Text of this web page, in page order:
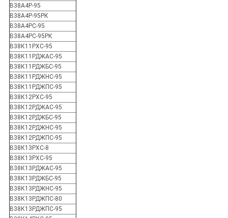
В38А4Р-95
В38А4Р-95РК
В38А4РС-95
В38А4РС-95РК
В38К11РХС-95
В38К11РДЖАС-95
В38К11РДЖБС-95
В38К11РДЖНС-95
В38К11РДЖПС-95
В38К12РХС-95
В38К12РДЖАС-95
В38К12РДЖБС-95
В38К12РДЖНС-95
В38К12РДЖПС-95
В38К13РХС-8
В38К13РХС-95
В38К13РДЖАС-95
В38К13РДЖБС-95
В38К13РДЖНС-95
В38К13РДЖПС-80
В38К13РДЖПС-95